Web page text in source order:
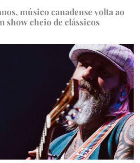
músico canadense volta ao
show cheio de clássicos